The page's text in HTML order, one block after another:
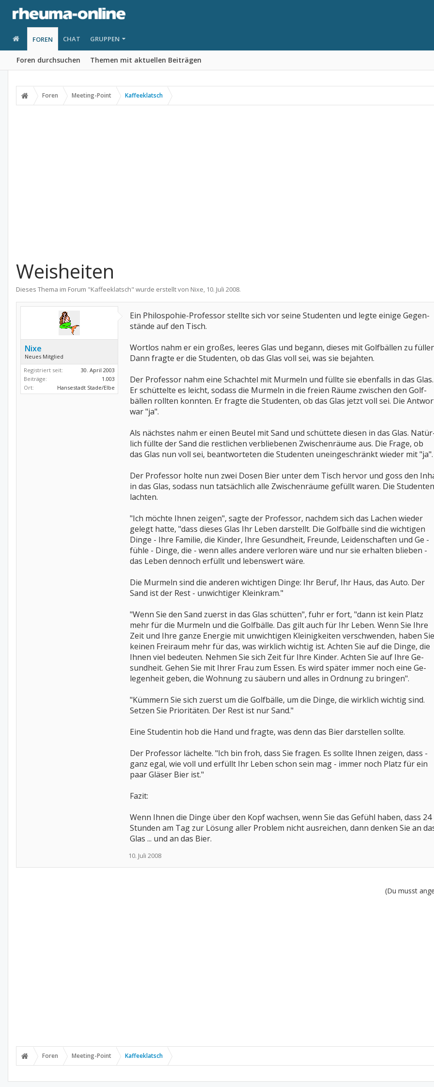
FOREN
Foren durchsuchen Themen mit aktuellen Beiträgen
CHAT GRUPPEN
Foren Meeting-Point Kaffeeklatsch
Weisheiten
Dieses Thema im Forum "Kaffeeklatsch" wurde erstellt von Nixe, 10. Juli 2008.
Nixe
Neues Mitglied
Registriert seit:
30. April 2003
Beiträge:
1.003
Ort:
Hansestadt Stade/Elbe
Ein Philospohie-Professor stellte sich vor seine Studenten und legte einige Gegen-
stände auf den Tisch.
Wortlos nahm er ein großes, leeres Glas und begann, dieses mit Golfbällen zu
Dann fragte er die Studenten, ob das Glas voll sei, was sie bejahten.
Der Professor nahm eine Schachtel mit Murmeln und füllte sie ebenfalls in das Glas.
Er schüttelte es leicht, sodass die Murmeln in die freien Räume zwischen den Golf-
bällen rollten konnten. Er fragte die Studenten, ob das Glas jetzt voll sei. Die
war "ja".
Als nächstes nahm er einen Beutel mit Sand und schüttete diesen in das Glas.
lich füllte der Sand die restlichen verbliebenen Zwischenräume aus. Die Frage, ob
das Glas nun voll sei, beantworteten die Studenten uneingeschränkt wieder mit "ja".
Der Professor holte nun zwei Dosen Bier unter dem Tisch hervor und goss den
in das Glas, sodass nun tatsächlich alle Zwischenräume gefüllt waren. Die Studenten
lachten.
"Ich möchte Ihnen zeigen", sagte der Professor, nachdem sich das Lachen wieder
gelegt hatte, "dass dieses Glas Ihr Leben darstellt. Die Golfbälle sind die wichtigen
Dinge - Ihre Familie, die Kinder, Ihre Gesundheit, Freunde, Leidenschaften und Ge -
fühle - Dinge, die - wenn alles andere verloren wäre und nur sie erhalten blieben -
das Leben dennoch erfüllt und lebenswert wäre.
Die Murmeln sind die anderen wichtigen Dinge: Ihr Beruf, Ihr Haus, das Auto. Der
Sand ist der Rest - unwichtiger Kleinkram."
"Wenn Sie den Sand zuerst in das Glas schütten", fuhr er fort, "dann ist kein Platz
mehr für die Murmeln und die Golfbälle. Das gilt auch für Ihr Leben. Wenn Sie Ihre
Zeit und Ihre ganze Energie mit unwichtigen Kleinigkeiten verschwenden, haben Sie
keinen Freiraum mehr für das, was wirklich wichtig ist. Achten Sie auf die Dinge, die
Ihnen viel bedeuten. Nehmen Sie sich Zeit für Ihre Kinder. Achten Sie auf Ihre Ge-
sundheit. Gehen Sie mit Ihrer Frau zum Essen. Es wird später immer noch eine Ge-
legenheit geben, die Wohnung zu säubern und alles in Ordnung zu bringen".
"Kümmern Sie sich zuerst um die Golfbälle, um die Dinge, die wirklich wichtig sind.
Setzen Sie Prioritäten. Der Rest ist nur Sand."
Eine Studentin hob die Hand und fragte, was denn das Bier darstellen sollte.
Der Professor lächelte. "Ich bin froh, dass Sie fragen. Es sollte Ihnen zeigen, dass -
ganz egal, wie voll und erfüllt Ihr Leben schon sein mag - immer noch Platz für ein
paar Gläser Bier ist."
Fazit:
Wenn Ihnen die Dinge über den Kopf wachsen, wenn Sie das Gefühl haben, dass 24
Stunden am Tag zur Lösung aller Problem nicht ausreichen, dann denken Sie an
Glas ... und an das Bier.
10. Juli 2008
(Du musst
Foren Meeting-Point Kaffeeklatsch